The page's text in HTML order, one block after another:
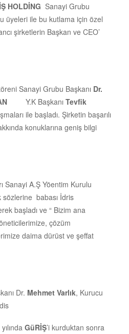
HOLDİNG Sanayi Grubu
üyeleri ile bu kutlama için özel
şirketlerin Başkan ve CEO’
Sanayi Grubu Başkanı Dr.
Y.K Başkanı Tevfik
ile başladı. Şirketin başarılı
konuklarına geniş bilgi
Sanayi A.Ş Yöentim Kurulu
sözlerine babası İdris
başladı ve “ Bizim ana
çözüm
daima dürüst ve şeffat
Dr. Mehmet Varlık, Kurucu
GüRİŞ’i kurduktan sonra